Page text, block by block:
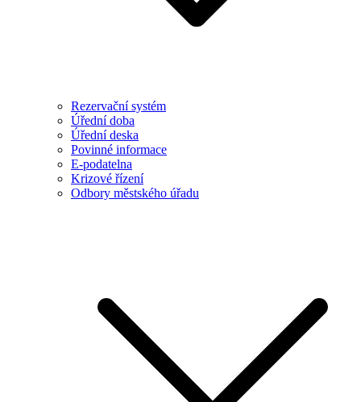
Rezervační systém
Úřední doba
Úřední deska
Povinné informace
E-podatelna
Krizové řízení
Odbory městského úřadu